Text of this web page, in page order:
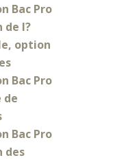
Bac Pro
de l?
option
Bac Pro
de
Bac Pro
des